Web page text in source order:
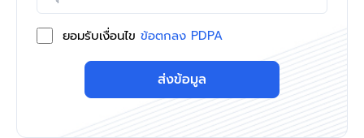
ยอมรับเงื่อนไข ข้อตกลง PDPA
ส่งข้อมูล